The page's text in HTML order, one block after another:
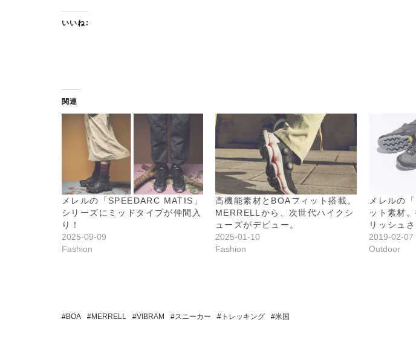
いいね:
関連
メレルの「SPEEDARC MATIS」
シリーズにミッドタイプが仲間入
り！
2025-09-09
Fashion
高機能素材とBOAフィット搭載。
MERRELLから、次世代ハイクシ
ューズがデビュー。
2025-01-10
Fashion
メレルの
ット素材
リッシュさ
2019-02-07
Outdoor
BOA MERRELL VIBRAM スニーカー トレッキング 米国